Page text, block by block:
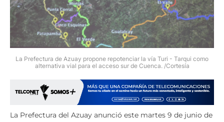
La Prefectura de Azuay propone repotenciar la vía Turi - Tarqui como
alternativa vial para el acceso sur de Cuenca. /Cortesía
La Prefectura del Azuay anunció este martes 9 de junio de